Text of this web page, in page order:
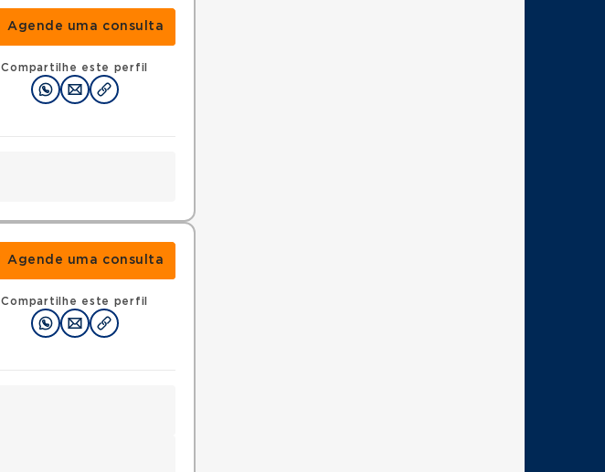
Agende uma consulta
Compartilhe este perfil
Agende uma consulta
Compartilhe este perfil